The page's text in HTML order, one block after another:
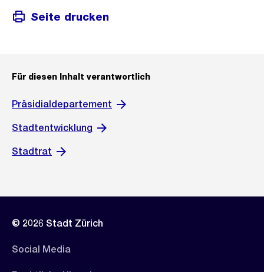
Seite drucken
Für diesen Inhalt verantwortlich
Präsidialdepartement
Stadtentwicklung
Stadtrat
© 2026 Stadt Zürich
Social Media